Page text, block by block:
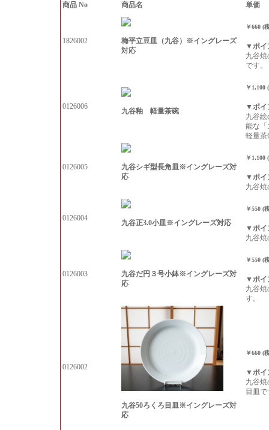
商品 No 商品名 単価
1826002
梅平立豆皿（九谷）※イングレーズ
対応
￥660 (
▼ポイ
九谷
です。
0126006
九谷釉 軽量茶碗
￥1,100
▼ポイ
九谷
能な「
軽量茶
0126005
九谷シギ型長角皿※イングレーズ対
応
￥1,100
▼ポイ
九谷
0126004
九谷正3.0小皿※イングレーズ対応
￥550 (
▼ポイ
九谷
0126003
九谷だ円３号小鉢※イングレーズ対
応
￥550 (
▼ポイ
九谷
す。
0126002
九谷50ろくろ目皿※イングレーズ対
応
￥660 (
▼ポイ
九谷
目皿